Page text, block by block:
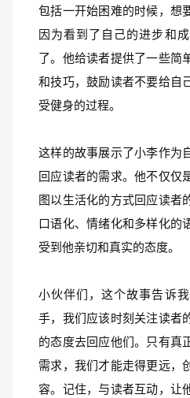
包括一开始困难的时候，想
因为看到了自己的进步和
了。他给读者提供了一些简
和技巧，鼓励读者不要给自
受健身的过程。
这样的故事展示了小李作为
回应读者的需求。他不仅仅
图以生活化的方式回应读者
口语化、情绪化和多样化的
受到他亲切和真实的态度。
小伙伴们，这个故事告诉
手，我们应该时刻关注读者
的态度去回应他们。只有真
需求，我们才能走得更远，
容。记住，与读者互动，让